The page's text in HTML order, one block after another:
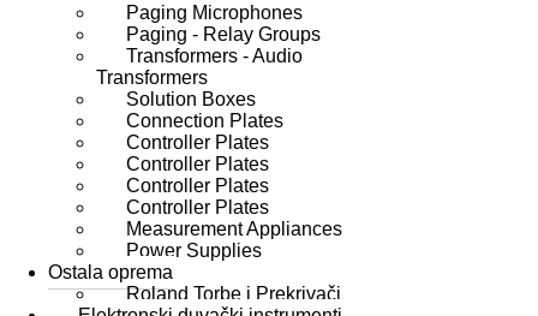
Paging Microphones
Paging - Relay Groups
Transformers - Audio
Transformers
Solution Boxes
Connection Plates
Controller Plates
Controller Plates
Controller Plates
Controller Plates
Measurement Appliances
Power Supplies
Ostala oprema
Roland Torbe i Prekrivači